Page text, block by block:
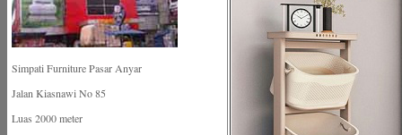
Simpati Furniture Pasar Anyar
Jalan Kiasnawi No 85
Luas 2000 meter